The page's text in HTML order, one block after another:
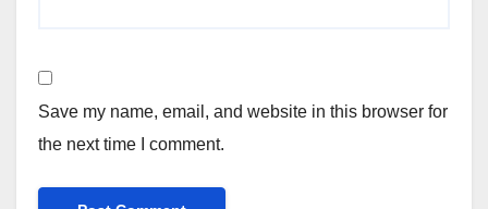
Save my name, email, and website in this browser for
the next time I comment.